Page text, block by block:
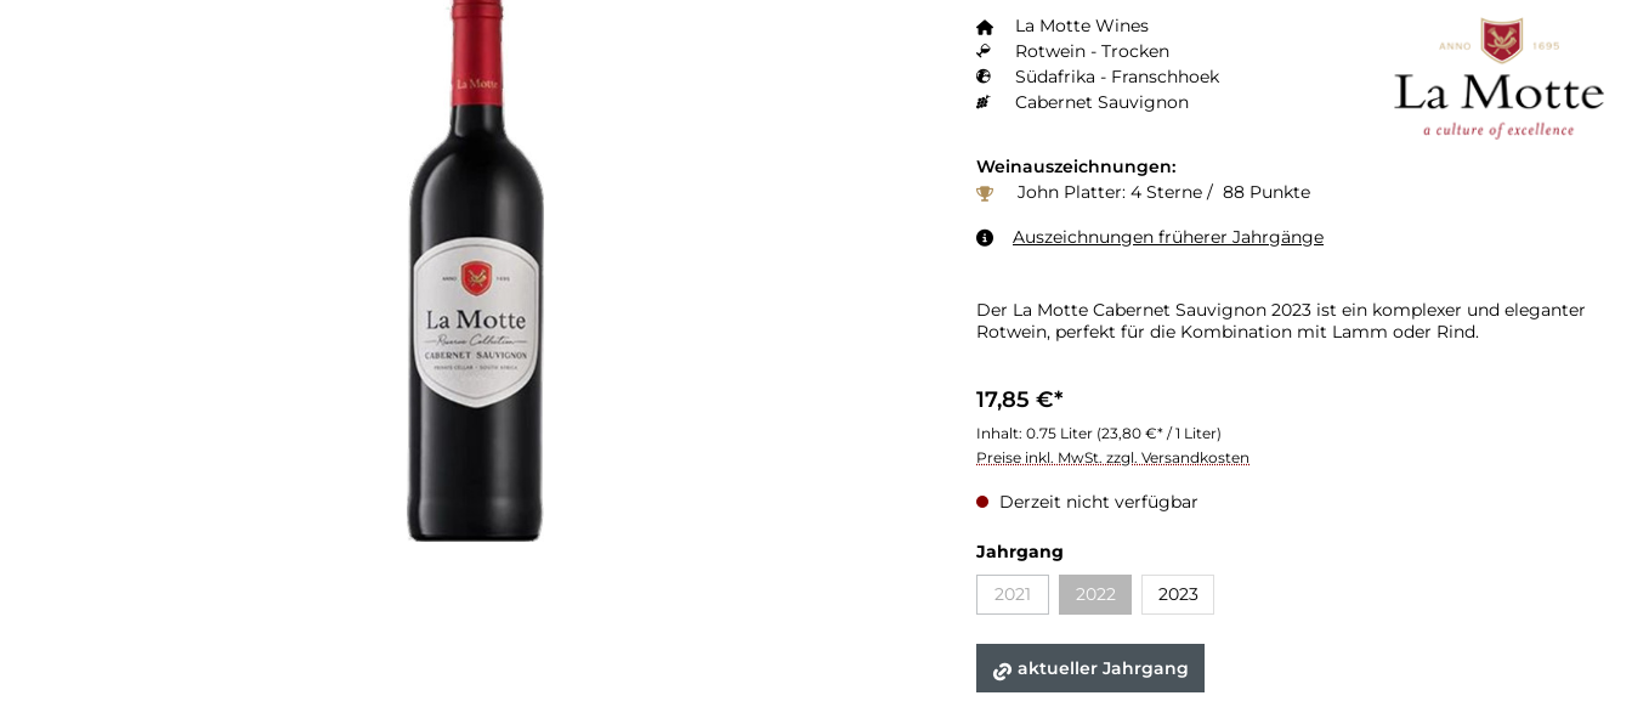
La Motte Wines
Rotwein - Trocken
Südafrika - Franschhoek
Cabernet Sauvignon
Weinauszeichnungen:
John Platter: 4 Sterne / 88 Punkte
Auszeichnungen früherer Jahrgänge
Der La Motte Cabernet Sauvignon 2023 ist ein komplexer und eleganter
Rotwein, perfekt für die Kombination mit Lamm oder Rind.
17,85 €*
Inhalt: 0.75 Liter (23,80 €* / 1 Liter)
Preise inkl. MwSt. zzgl. Versandkosten
Derzeit nicht verfügbar
Jahrgang
2021
2022 2023
aktueller Jahrgang